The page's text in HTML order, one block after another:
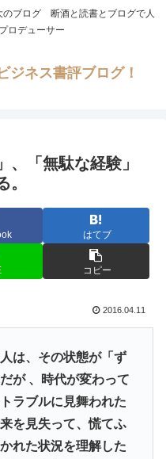
のブログ 断酒と読書とブログで人
ロデューサー
ジネス書評ブログ！
、「無駄な経験」
。
はてブ
コピー
2016.04.11
は、その状態が「ず
が 、時代が変わって
ラブルに見舞われた
を見失って、慌てふ
れた状況を理解した